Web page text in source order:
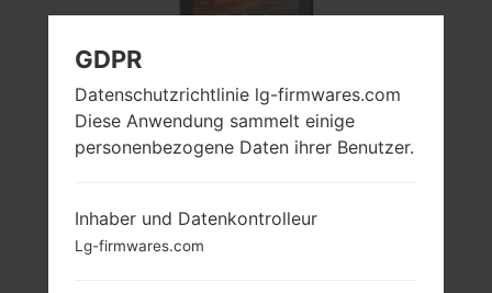
LG E739BKDU
(LGE739BKDU) AUS
DER LG MYTOUCH-
GDPR
Datenschutzrichtlinie lg-firmwares.com
Diese Anwendung sammelt einige
personenbezogene Daten ihrer Benutzer.
Inhaber und Datenkontrolleur
Lg-firmwares.com